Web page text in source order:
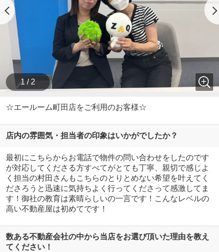
1 / 2
☆エールーム町田店をご利用のお客様☆
店内の雰囲気・担当者の印象はいかがでしたか？
最初にこちらからお電話で物件の問い合わせをしたのです
が対応してくださる方すべてがとても丁寧、親切で感じよ
く担当の村田さんもこちらのとりとめない希望を叶えてく
ださろうと迅速に気持ちよく行ってくださって感激してま
す！御社の教育は素晴らしいの一言です！こんなレベルの
高い不動産屋は初めてです！
数ある不動産会社の中から当店をお選び頂いた理由を教え
てください！